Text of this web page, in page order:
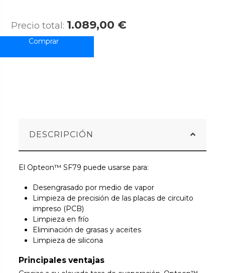
Precio total: 1.089,00 €
DESCRIPCIÓN
El Opteon™ SF79 puede usarse para:
Desengrasado por medio de vapor
Limpieza de precisión de las placas de circuito
impreso (PCB)
Limpieza en frío
Eliminación de grasas y aceites
Limpieza de silicona
Principales ventajas